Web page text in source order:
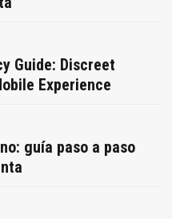
Guide: Discreet
Experience
guía paso a paso